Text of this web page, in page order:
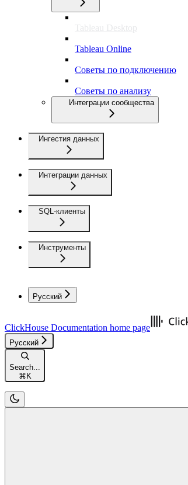
Tableau Desktop
Tableau Online
Советы по подключению
Советы по анализу
Интеграции сообщества
Ингестия данных
Интеграции данных
SQL-клиенты
Инструменты
Русский
ClickHouse Documentation home page
Русский
Search...
⌘ K